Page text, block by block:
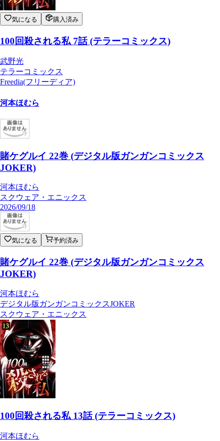
気になる 購入済み
100回殺される私 7話 (テラーコミックス)
武野光
テラーコミックス
Freedia(フリーディア)
河本ほむら
賭ケグルイ 22巻 (デジタル版ガンガンコミックス
JOKER)
河本ほむら
スクウェア・エニックス
2026/09/18
気になる 予約済み
賭ケグルイ 22巻 (デジタル版ガンガンコミックス
JOKER)
河本ほむら
デジタル版ガンガンコミックスJOKER
スクウェア・エニックス
100回殺される私 13話 (テラーコミックス)
河本ほむら